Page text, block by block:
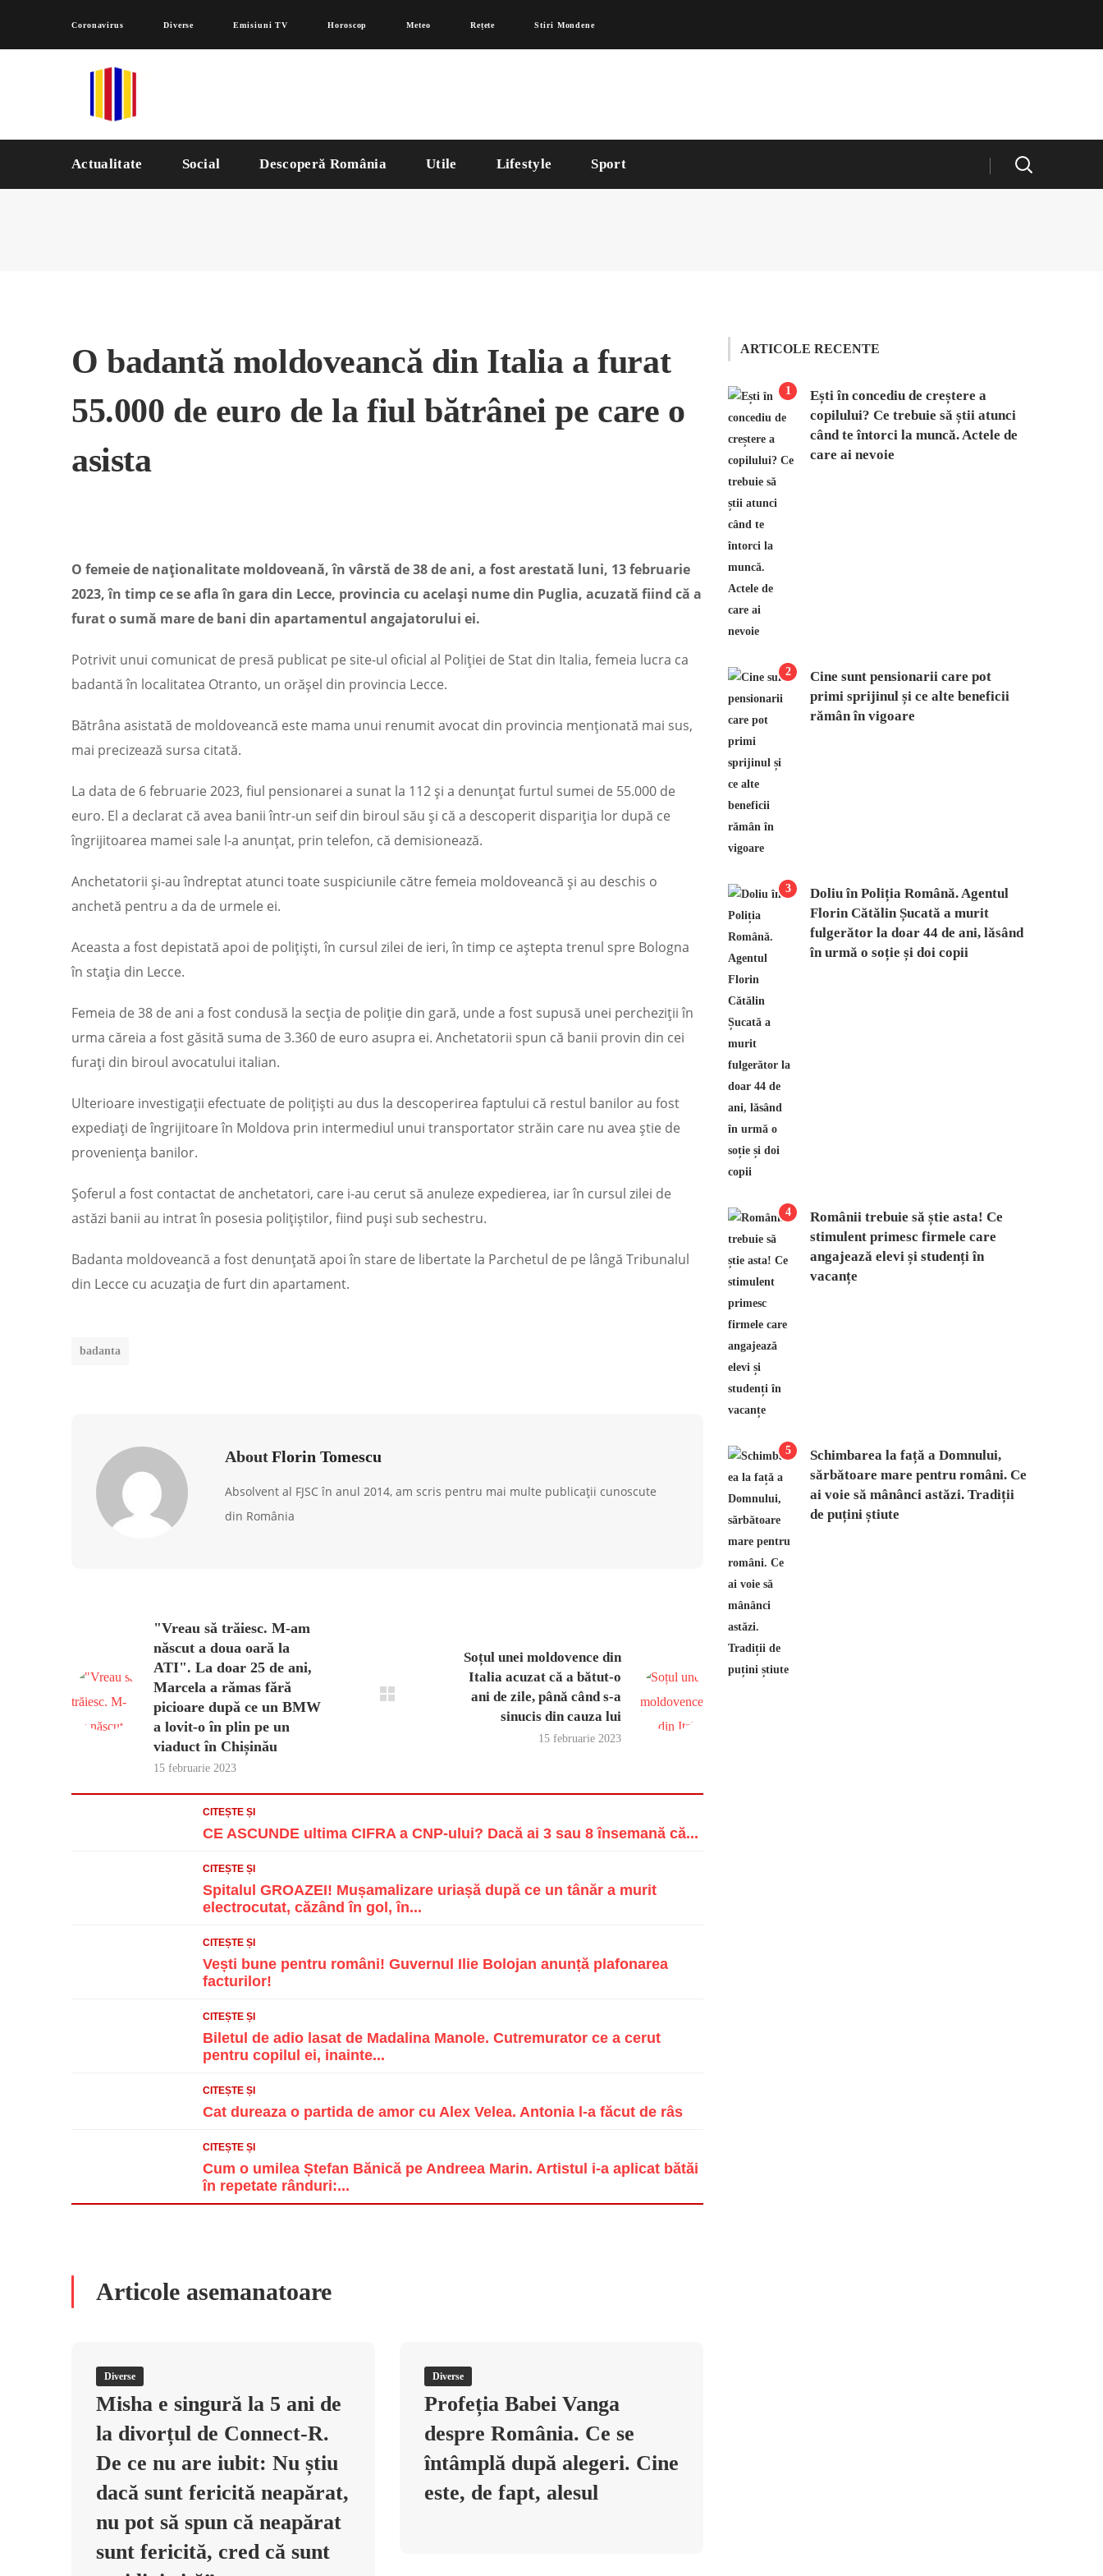
Coronavirus Diverse Emisiuni TV Horoscop Meteo Rețete Stiri Mondene
Actualitate Social Descoperă România Utile Lifestyle Sport
O badantă moldoveancă din Italia a furat
55.000 de euro de la fiul bătrânei pe care o
asista
O femeie de naționalitate moldoveană, în vârstă de 38 de ani, a fost arestată luni, 13 februarie
2023, în timp ce se afla în gara din Lecce, provincia cu același nume din Puglia, acuzată fiind că a
furat o sumă mare de bani din apartamentul angajatorului ei.
Potrivit unui comunicat de presă publicat pe site-ul oficial al Poliției de Stat din Italia, femeia lucra ca
badantă în localitatea Otranto, un orășel din provincia Lecce.
Bătrâna asistată de moldoveancă este mama unui renumit avocat din provincia menționată mai sus,
mai precizează sursa citată.
La data de 6 februarie 2023, fiul pensionarei a sunat la 112 și a denunțat furtul sumei de 55.000 de
euro. El a declarat că avea banii într-un seif din biroul său și că a descoperit dispariția lor după ce
îngrijitoarea mamei sale l-a anunțat, prin telefon, că demisionează.
Anchetatorii și-au îndreptat atunci toate suspiciunile către femeia moldoveancă și au deschis o
anchetă pentru a da de urmele ei.
Aceasta a fost depistată apoi de polițiști, în cursul zilei de ieri, în timp ce aștepta trenul spre Bologna
în stația din Lecce.
Femeia de 38 de ani a fost condusă la secția de poliție din gară, unde a fost supusă unei percheziții în
urma căreia a fost găsită suma de 3.360 de euro asupra ei. Anchetatorii spun că banii provin din cei
furați din biroul avocatului italian.
Ulterioare investigații efectuate de polițiști au dus la descoperirea faptului că restul banilor au fost
expediați de îngrijitoare în Moldova prin intermediul unui transportator străin care nu avea știe de
proveniența banilor.
Șoferul a fost contactat de anchetatori, care i-au cerut să anuleze expedierea, iar în cursul zilei de
astăzi banii au intrat în posesia polițiștilor, fiind puși sub sechestru.
Badanta moldoveancă a fost denunțată apoi în stare de libertate la Parchetul de pe lângă Tribunalul
din Lecce cu acuzația de furt din apartament.
badanta
AboutFlorin Tomescu
Absolvent al FJSC în anul 2014, am scris pentru mai multe publicații cunoscute
din România
"Vreau să trăiesc. M-am
născut a doua oară la
ATI". La doar 25 de ani,
Marcela a rămas fără
picioare după ce un BMW
a lovit-o în plin pe un
viaduct în Chișinău
15 februarie 2023
Soțul unei moldovence din
Italia acuzat că a bătut-o
ani de zile, până când s-a
sinucis din cauza lui
15 februarie 2023
CITEȘTE ȘI
CE ASCUNDE ultima CIFRA a CNP-ului? Dacă ai 3 sau 8 însemană că...
CITEȘTE ȘI
Spitalul GROAZEI! Mușamalizare uriașă după ce un tânăr a murit
electrocutat, căzând în gol, în...
CITEȘTE ȘI
Vești bune pentru români! Guvernul Ilie Bolojan anunță plafonarea
facturilor!
CITEȘTE ȘI
Biletul de adio lasat de Madalina Manole. Cutremurator ce a cerut
pentru copilul ei, inainte...
CITEȘTE ȘI
Cat dureaza o partida de amor cu Alex Velea. Antonia l-a făcut de râs
CITEȘTE ȘI
Cum o umilea Ștefan Bănică pe Andreea Marin. Artistul i-a aplicat bătăi
în repetate rânduri:...
Articole asemanatoare
Diverse
Misha e singură la 5 ani de
la divorțul de Connect-R.
De ce nu are iubit: Nu știu
dacă sunt fericită neapărat,
nu pot să spun că neapărat
sunt fericită, cred că sunt
Diverse
Profeția Babei Vanga
despre România. Ce se
întâmplă după alegeri. Cine
este, de fapt, alesul
ARTICOLE RECENTE
1
Ești în concediu de creștere a
copilului? Ce trebuie să știi atunci
când te întorci la muncă. Actele de
care ai nevoie
2
Cine sunt pensionarii care pot
primi sprijinul și ce alte beneficii
rămân în vigoare
3
Doliu în Poliția Română. Agentul
Florin Cătălin Șucată a murit
fulgerător la doar 44 de ani, lăsând
în urmă o soție și doi copii
4
Românii trebuie să știe asta! Ce
stimulent primesc firmele care
angajează elevi și studenți în
vacanțe
5
Schimbarea la față a Domnului,
sărbătoare mare pentru români. Ce
ai voie să mânânci astăzi. Tradiții
de puțini știute